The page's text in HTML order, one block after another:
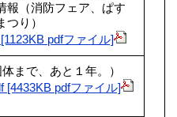
報（消防フェア、ぱす
つり）
pdfファイル]
まで、あと１年。）
[4433KB pdfファイル]